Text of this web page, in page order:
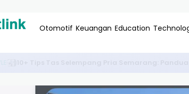
Otomotif Keuangan Education